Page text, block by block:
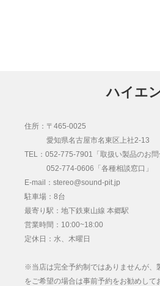
ハイエ
住所：〒465-0025
愛知県名古屋市名東区上社2-13
TEL：052-775-7901「取扱い製品のお問
052-774-0606「各種相談窓口」
E-mail：stereo@sound-pit.jp
駐車場：8台
最寄り駅：地下鉄東山線 本郷駅
営業時間：10:00~18:00
定休日：水、木曜日
※当店は完全予約制ではありませんが、
をご希望の場合は事前予約をお勧めして